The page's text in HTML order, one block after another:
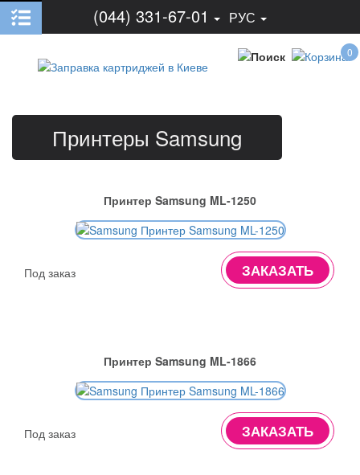
(044) 331-67-01 РУС
0
Принтеры Samsung
Принтер Samsung ML-1250
Под заказ ЗАКАЗАТЬ
Принтер Samsung ML-1866
Под заказ ЗАКАЗАТЬ